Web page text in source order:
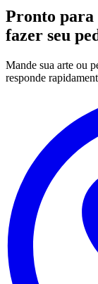
Pronto para
fazer seu
Mande sua arte ou
responde